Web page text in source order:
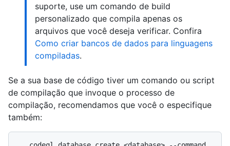
suporte, use um comando de build
personalizado que compila apenas os
arquivos que você deseja verificar. Confira
Como criar bancos de dados para linguagens
compiladas.
Se a sua base de código tiver um comando ou script
de compilação que invoque o processo de
compilação, recomendamos que você o especifique
também: